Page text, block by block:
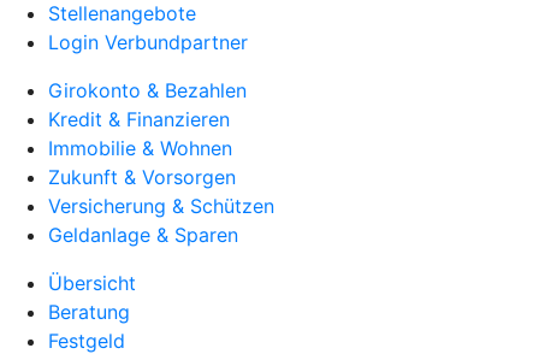
Stellenangebote
Login Verbundpartner
Girokonto & Bezahlen
Kredit & Finanzieren
Immobilie & Wohnen
Zukunft & Vorsorgen
Versicherung & Schützen
Geldanlage & Sparen
Übersicht
Beratung
Festgeld